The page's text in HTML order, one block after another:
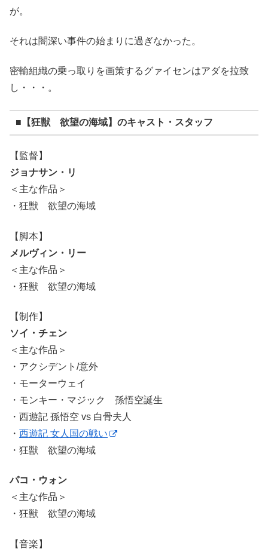
が。
それは闇深い事件の始まりに過ぎなかった。
密輸組織の乗っ取りを画策するグァイセンはアダを拉致
し・・・。
■【狂獣 欲望の海域】のキャスト・スタッフ
【監督】
ジョナサン・リ
＜主な作品＞
・狂獣 欲望の海域
【脚本】
メルヴィン・リー
＜主な作品＞
・狂獣 欲望の海域
【制作】
ソイ・チェン
＜主な作品＞
・アクシデント/意外
・モーターウェイ
・モンキー・マジック 孫悟空誕生
・西遊記 孫悟空 vs 白骨夫人
・ 西遊記 女人国の戦い
・狂獣 欲望の海域
パコ・ウォン
＜主な作品＞
・狂獣 欲望の海域
【音楽】